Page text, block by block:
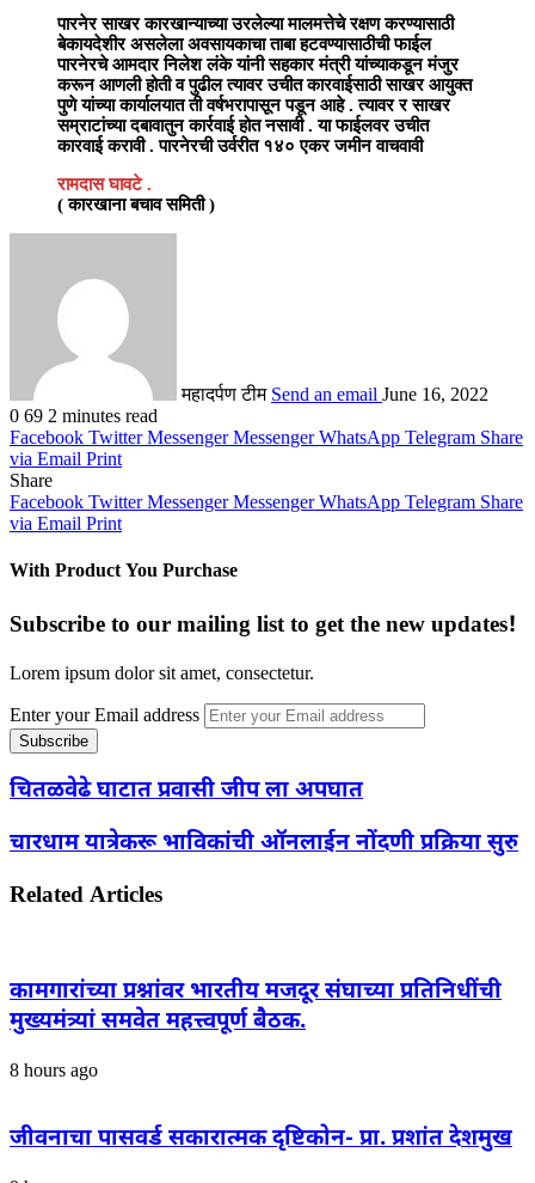
पारनेर साखर कारखान्याच्या उरलेल्या मालमत्तेचे रक्षण करण्यासाठी
बेकायदेशीर असलेला अवसायकाचा ताबा हटवण्यासाठीची फाईल
पारनेरचे आमदार निलेश लंके यांनी सहकार मंत्री यांच्‍याकडून मंजुर
करून आणली होती व पुढील त्यावर उचीत कारवाईसाठी साखर आयुक्त
पुणे यांच्या कार्यालयात ती वर्षभरापासून पडून आहे . त्यावर र साखर
सम्राटांच्या दबावातुन कार्रवाई होत नसावी . या फाईलवर उचीत
कारवाई करावी . पारनेरची उर्वरीत १४० एकर जमीन वाचवावी
रामदास घावटे .
( कारखाना बचाव समिती )
महादर्पण टीम Send an email June 16, 2022
0 69 2 minutes read
Facebook Twitter Messenger Messenger WhatsApp Telegram Share
via Email Print
Share
Facebook Twitter Messenger Messenger WhatsApp Telegram Share
via Email Print
With Product You Purchase
Subscribe to our mailing list to get the new updates!
Lorem ipsum dolor sit amet, consectetur.
Enter your Email address
चितळवेढे घाटात प्रवासी जीप ला अपघात
चारधाम यात्रेकरू भाविकांची ऑनलाईन नोंदणी प्रक्रिया सुरु
Related Articles
कामगारांच्या प्रश्नांवर भारतीय मजदूर संघाच्या प्रतिनिधींची
मुख्यमंत्र्यां समवेत महत्त्वपूर्ण बैठक.
8 hours ago
जीवनाचा पासवर्ड सकारात्मक दृष्टिकोन- प्रा. प्रशांत देशमुख